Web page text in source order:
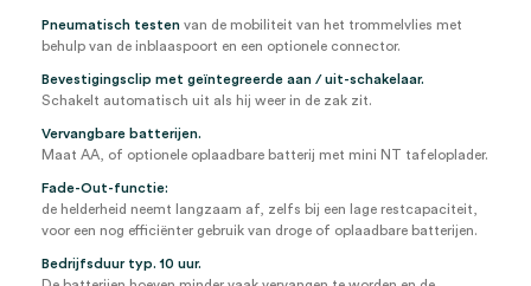
Pneumatisch testen van de mobiliteit van het trommelvlies met
behulp van de inblaaspoort en een optionele connector.
Bevestigingsclip met geïntegreerde aan / uit-schakelaar.
Schakelt automatisch uit als hij weer in de zak zit.
Vervangbare batterijen.
Maat AA, of optionele oplaadbare batterij met mini NT tafeloplader.
Fade-Out-functie:
de helderheid neemt langzaam af, zelfs bij een lage restcapaciteit,
voor een nog efficiënter gebruik van droge of oplaadbare batterijen.
Bedrijfsduur typ. 10 uur.